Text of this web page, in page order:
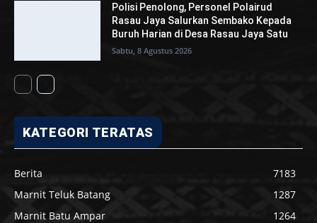
Polisi Penolong, Personel Polairud
Rasau Jaya Salurkan Sembako Kepada
Buruh Harian di Desa Rasau Jaya Satu
Sabtu, 8 Agustus 2026
KATEGORI TERATAS
Berita
7183
Marnit Teluk Batang
1287
Marnit Batu Ampar
1264